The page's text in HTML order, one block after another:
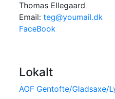
Thomas Ellegaard
Email: teg@youmail.dk
FaceBook
Lokalt
AOF Gentofte/Gladsaxe/